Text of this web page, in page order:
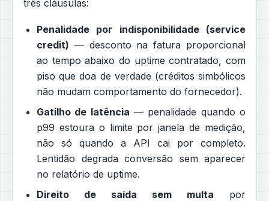
três cláusulas:
Penalidade por indisponibilidade (service
credit) — desconto na fatura proporcional
ao tempo abaixo do uptime contratado, com
piso que doa de verdade (créditos simbólicos
não mudam comportamento do fornecedor).
Gatilho de latência — penalidade quando o
p99 estoura o limite por janela de medição,
não só quando a API cai por completo.
Lentidão degrada conversão sem aparecer
no relatório de uptime.
Direito de saída sem multa por